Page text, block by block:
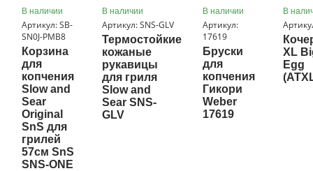
В наличии
Артикул: SB-
SN0J-PMB8
Корзина
для
копчения
Slow and
Sear
Original
SnS для
грилей
57см SnS
SNS-ONE
В наличии
Артикул: SNS-GLV
Термостойкие
кожаные
рукавицы
для гриля
Slow and
Sear SNS-
GLV
В наличии
Артикул:
17619
Бруски
для
копчения
Гикори
Weber
17619
В
XL
Egg